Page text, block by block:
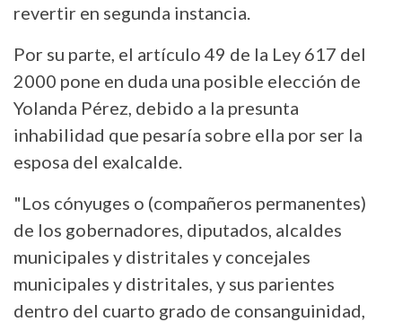
revertir en segunda instancia.
Por su parte, el artículo 49 de la Ley 617 del
2000 pone en duda una posible elección de
Yolanda Pérez, debido a la presunta
inhabilidad que pesaría sobre ella por ser la
esposa del exalcalde.
"Los cónyuges o (compañeros permanentes)
de los gobernadores, diputados, alcaldes
municipales y distritales y concejales
municipales y distritales, y sus parientes
dentro del cuarto grado de consanguinidad,